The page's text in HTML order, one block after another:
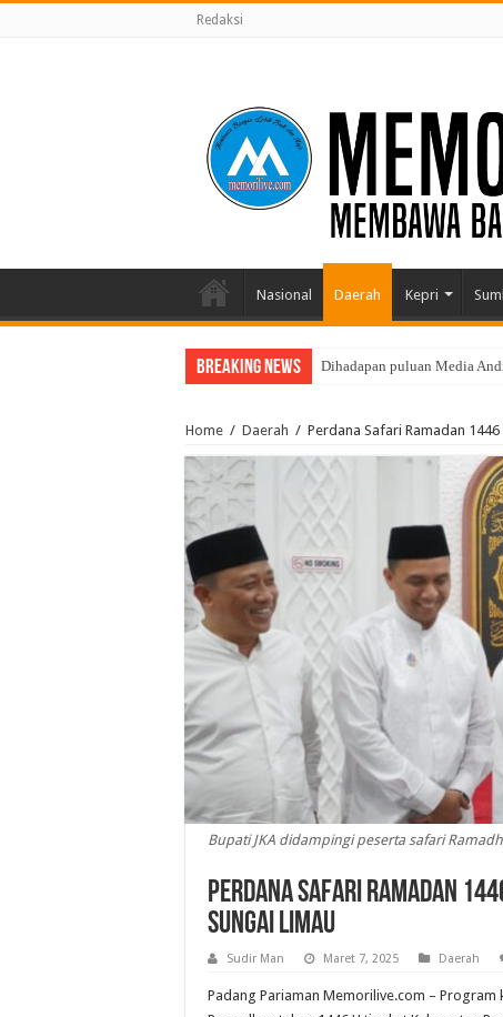
Redaksi
Nasional Daerah Kepri
Breaking News Dihadapan puluan Media
Home / Daerah / Perdana Safari Ramadan 1446
Bupati JKA didampingi peserta safari
Perdana Safari Ramadan
Sungai Limau
Sudir Man Maret 7, 2025 Daerah
Padang Pariaman Memorilive.com – Program